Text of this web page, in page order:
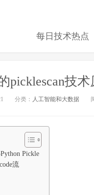
每日技术热点
picklescan技
分类： 人工智能和大数据
Pickle
流